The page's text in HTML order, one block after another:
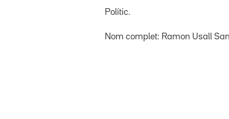
Polític.
Nom complet: Ramon Usall